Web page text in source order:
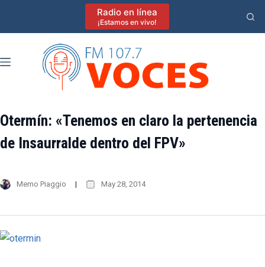
Radio en línea
¡Estamos en vivo!
Otermín: «Tenemos en claro la pertenencia
de Insaurralde dentro del FPV»
Memo Piaggio May 28, 2014